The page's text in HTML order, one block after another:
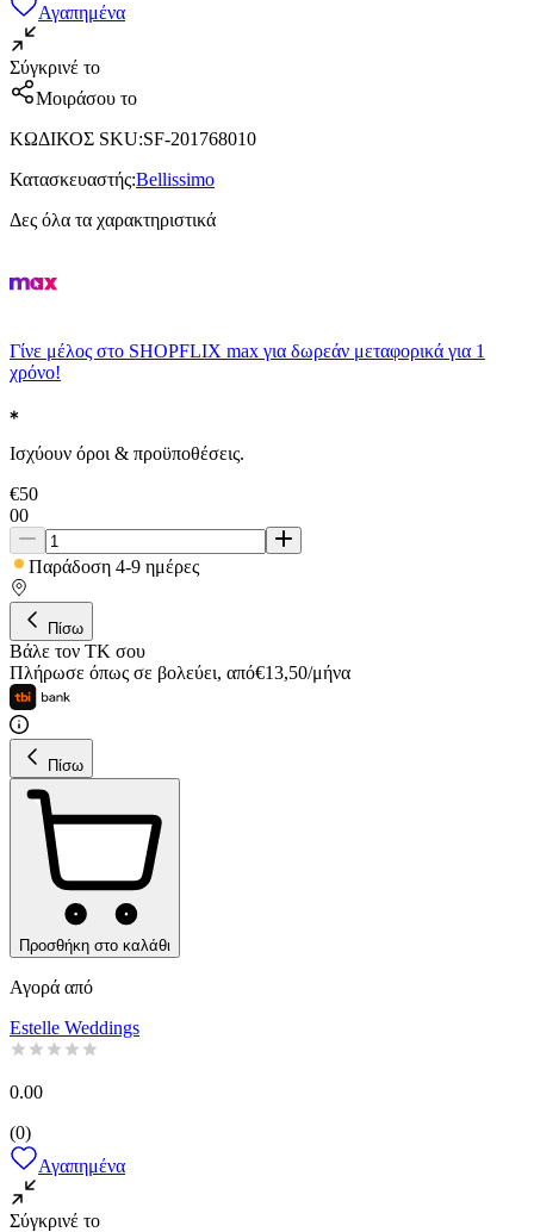
Αγαπημένα
Σύγκρινέ το
Μοιράσου το
ΚΩΔΙΚΟΣ SKU:SF-201768010
Κατασκευαστής:Bellissimo
Δες όλα τα χαρακτηριστικά
Γίνε μέλος στο SHOPFLIX max για δωρεάν μεταφορικά για 1
χρόνο!
Ισχύουν όροι & προϋποθέσεις.
€50
00
Παράδοση 4-9 ημέρες
Πίσω
Βάλε τον ΤΚ σου
Πλήρωσε όπως σε βολεύει, από€13,50/μήνα
Πίσω
Προσθήκη στο καλάθι
Αγορά από
Estelle Weddings
0.00
(0)
Αγαπημένα
Σύγκρινέ το